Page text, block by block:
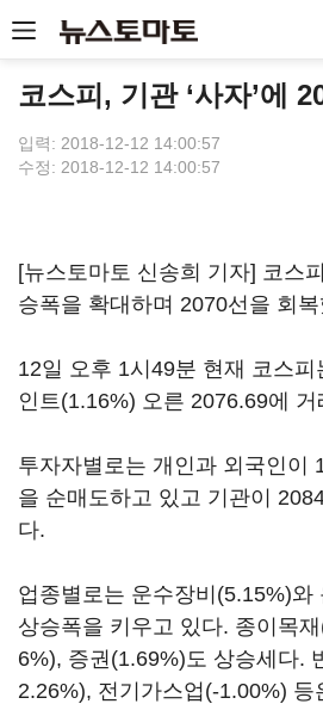
코스피, 기관 ‘사자’에
입력: 2018-12-12 14:00:57
수정: 2018-12-12 14:00:57
[뉴스토마토 신송희 기자] 코스
승폭을 확대하며 2070선을 회
12일 오후 1시49분 현재 코스
인트(1.16%) 오른 2076.69에
투자자별로는 개인과 외국인이
을 순매도하고 있고 기관이
다.
업종별로는 운수장비(5.15%)와
상승폭을 키우고 있다. 종이목
6%), 증권(1.69%)도 상승세다.
2.26%), 전기가스업(-1.00%) 등